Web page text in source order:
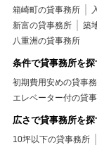
箱崎町の貸事務所
新富の貸事務所
築
八重洲の貸事務所
条件で貸事務所を探
初期費用安めの貸事
エレベーター付の貸
広さで貸事務所を探
10坪以下の貸事務所